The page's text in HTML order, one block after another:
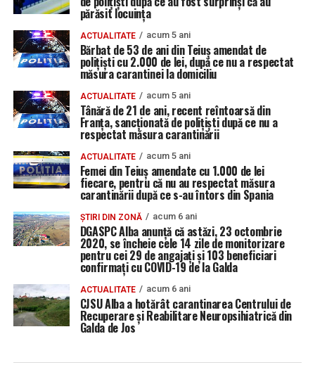
părăsit locuința
ACTUALITATE acum 5 ani
Bărbat de 53 de ani din Teiuș amendat de
polițiști cu 2.000 de lei, după ce nu a respectat
măsura carantinei la domiciliu
ACTUALITATE acum 5 ani
Tânără de 21 de ani, recent reîntoarsă din
Franța, sancționată de polițiști după ce nu a
respectat măsura carantinării
ACTUALITATE acum 5 ani
Femei din Teiuș amendate cu 1.000 de lei
fiecare, pentru că nu au respectat măsura
carantinării după ce s-au întors din Spania
ȘTIRI DIN ZONĂ acum 6 ani
DGASPC Alba anunță că astăzi, 23 octombrie
2020, se încheie cele 14 zile de monitorizare
pentru cei 29 de angajați și 103 beneficiari
confirmați cu COVID-19 de la Galda
ACTUALITATE acum 6 ani
CJSU Alba a hotărât carantinarea Centrului de
Recuperare și Reabilitare Neuropsihiatrică din
Galda de Jos